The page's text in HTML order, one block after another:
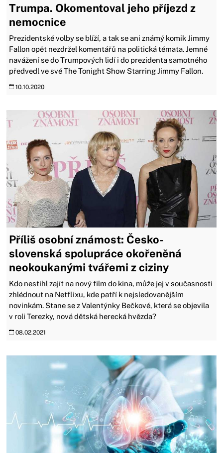
Trumpa. Okomentoval jeho příjezd z
nemocnice
Prezidentské volby se blíží, a tak se ani známý komik Jimmy
Fallon opět nezdržel komentářů na politická témata. Jemné
navážení se do Trumpových lidí i do prezidenta samotného
předvedl ve své The Tonight Show Starring Jimmy Fallon.
10.10.2020
Příliš osobní známost: Česko-
slovenská spolupráce okořeněná
neokoukanými tvářemi z ciziny
Kdo nestihl zajít na nový film do kina, může jej v současnosti
zhlédnout na Netflixu, kde patří k nejsledovanějším
novinkám. Stane se z Valentýnky Bečkové, která se objevila
v roli Terezky, nová dětská herecká hvězda?
08.02.2021